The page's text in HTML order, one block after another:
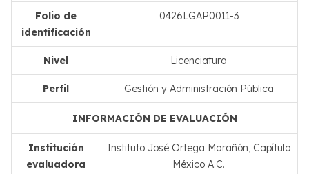
Folio de
identificación
0426LGAP0011-3
Nivel Licenciatura
Perfil Gestión y Administración Pública
INFORMACIÓN DE EVALUACIÓN
Institución
evaluadora
Instituto José Ortega Marañón, Capítulo
México A.C.